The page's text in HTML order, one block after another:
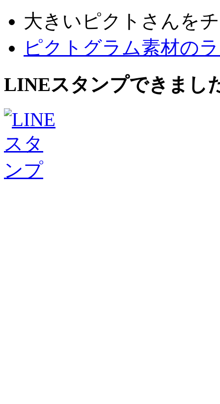
大きいピクトさんを
ピクトグラム素材の
LINEスタンプできまし